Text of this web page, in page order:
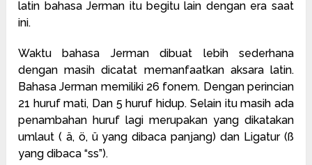
latin bahasa Jerman itu begitu lain dengan era saat
ini.
Waktu bahasa Jerman dibuat lebih sederhana
dengan masih dicatat memanfaatkan aksara latin.
Bahasa Jerman memiliki 26 fonem. Dengan perincian
21 huruf mati, Dan 5 huruf hidup. Selain itu masih ada
penambahan huruf lagi merupakan yang dikatakan
umlaut ( ä, ö, ü yang dibaca panjang) dan Ligatur (ß
yang dibaca “ss”).